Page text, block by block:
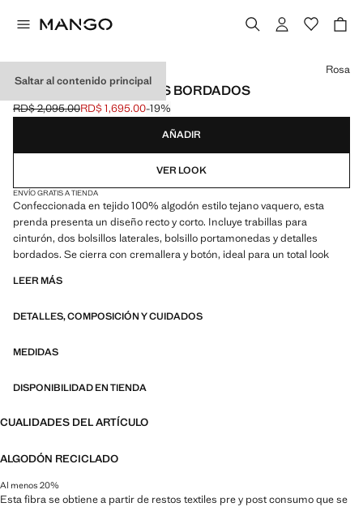
Saltar al contenido principal
FALDA DENIM DETALLES BORDADOS
Precio inicial tachado [RD$ 2,095.00 ]
RD$ 2,095.00
Precio actual [RD$ 1,695.00 ]
RD$ 1,695.00-19%
Selecciona un color
Rosa
AÑADIR
VER LOOK
ENVÍO GRATIS A TIENDA
Confeccionada en tejido 100% algodón estilo tejano vaquero, esta
prenda presenta un diseño recto y corto. Incluye trabillas para
cinturón, dos bolsillos laterales, bolsillo portamonedas y detalles
bordados. Se cierra con cremallera y botón, ideal para un total look
LEER MÁS
DETALLES, COMPOSICIÓN Y CUIDADOS
MEDIDAS
DISPONIBILIDAD EN TIENDA
CUALIDADES DEL ARTÍCULO
ALGODÓN RECICLADO
Al menos 20%
Esta fibra se obtiene a partir de restos textiles pre y post consumo que se